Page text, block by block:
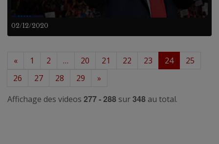
02/12/2020
« 1 2 … 20 21 22 23 24
25
26
27 28 29
»
Affichage des videos 277 - 288 sur348 au total.